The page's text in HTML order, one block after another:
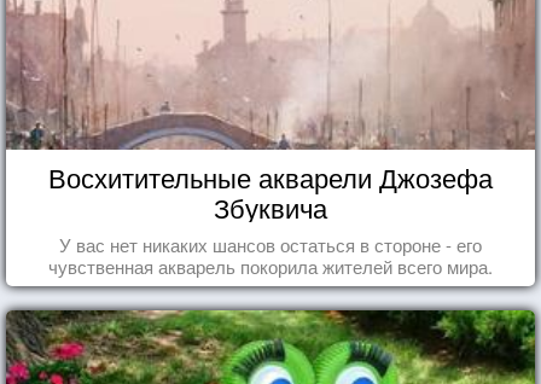
Восхитительные акварели Джозефа
Збуквича
У вас нет никаких шансов остаться в стороне - его
чувственная акварель покорила жителей всего мира.